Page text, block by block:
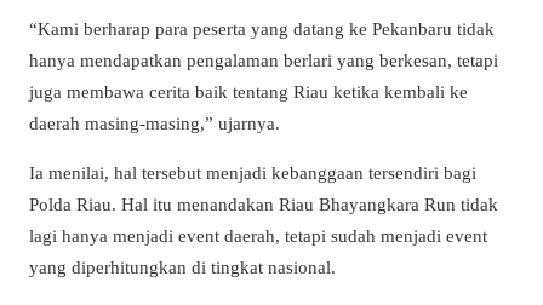
“Kami berharap para peserta yang datang ke Pekanbaru tidak
hanya mendapatkan pengalaman berlari yang berkesan, tetapi
juga membawa cerita baik tentang Riau ketika kembali ke
daerah masing-masing,” ujarnya.
Ia menilai, hal tersebut menjadi kebanggaan tersendiri bagi
Polda Riau. Hal itu menandakan Riau Bhayangkara Run tidak
lagi hanya menjadi event daerah, tetapi sudah menjadi event
yang diperhitungkan di tingkat nasional.